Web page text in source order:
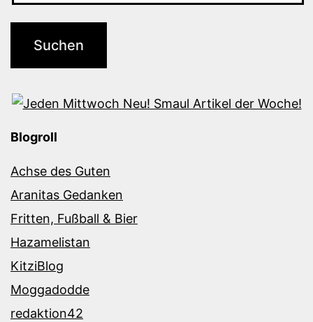
Blogroll
Achse des Guten
Aranitas Gedanken
Fritten, Fußball & Bier
Hazamelistan
KitziBlog
Moggadodde
redaktion42